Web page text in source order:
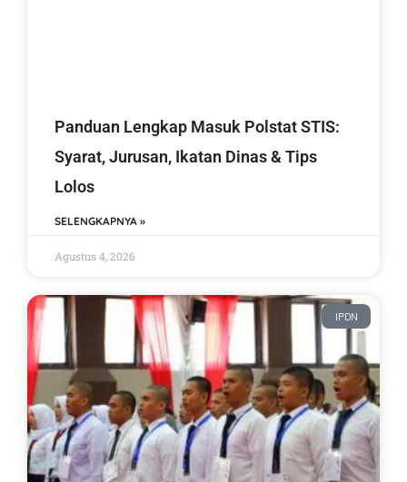
Panduan Lengkap Masuk Polstat STIS:
Syarat, Jurusan, Ikatan Dinas & Tips
Lolos
SELENGKAPNYA »
Agustus 4, 2026
IPDN